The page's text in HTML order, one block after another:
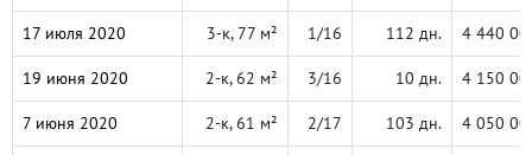
17 июля 2020 3-к, 77 м² 1/16 112 дн. 4 440
19 июня 2020 2-к, 62 м² 3/16 10 дн. 4 150
7 июня 2020 2-к, 61 м² 2/17 103 дн. 4 050